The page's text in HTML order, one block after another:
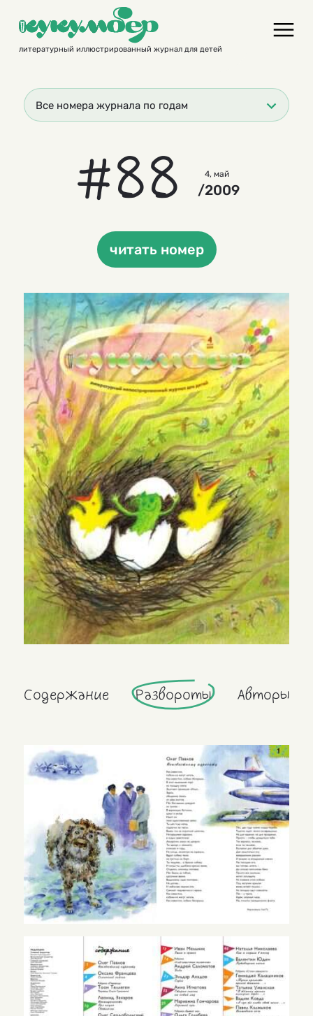
contentлитературный иллюстрированный журнал для детей
Все номера журнала по годам
#88 4, май
/2009
читать номер
Содержание Развороты Авторы